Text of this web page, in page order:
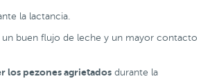
la lactancia.
buen flujo de leche y un mayor contacto
los pezones agrietados durante la